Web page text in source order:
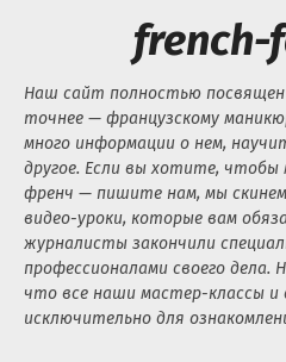
Наш сайт полностью
точнее — французскому
много информации о нем,
другое. Если вы хотите, чтобы
френч — пишите нам, мы
видео-уроки, которые вам
журналисты закончили
профессионалами своего дела.
что все наши мастер-классы и
исключительно для